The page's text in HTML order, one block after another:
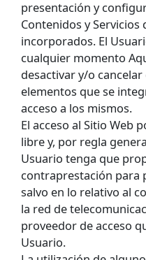
presentación y
Contenidos y
incorporados. El
cualquier momento
desactivar y/o
elementos que se
acceso a los mismos.
El acceso al Sitio Web
libre y, por regla
Usuario tenga que
contraprestación para
salvo en lo relativo al
la red de
proveedor de acceso
Usuario.